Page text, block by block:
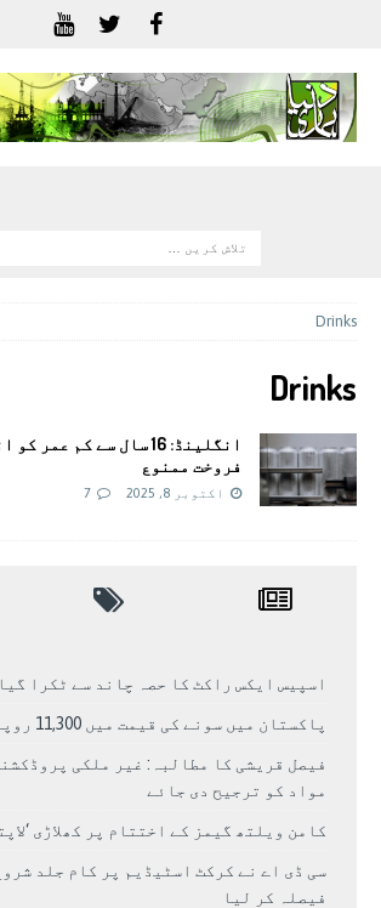
Drinks
Drinks
انگلینڈ: 16 سال سے کم
فروخت ممنوع
اکتوبر 8, 2025 7
اسپیس ایکس راکٹ کا حصہ چاند سے ٹکرا گیا
پاکستان میں سونے کی قیمت میں 11,300 روپے کا اضافہ
فیصل قریشی کا مطالبہ: غیر ملکی
مواد کو ترجیح دی جائے
کامن ویلتھ گیمز کے اختتام پر کھلاڑی
سی ڈی اے نے کرکٹ اسٹیڈیم پر کام جلد
فیصلہ کر لیا